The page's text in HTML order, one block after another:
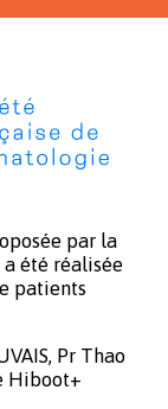
par la
été réalisée
patients
Pr Thao
Hiboot+